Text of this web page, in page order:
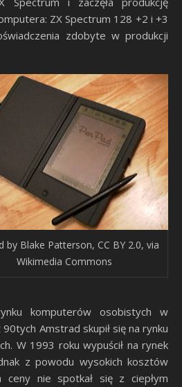
ZX Spectrum 128 +2 i +3
zdobyte w produkcji
by Blake Patterson, CC BY 2.0, via
Wikimedia Commons
komputerów osobistych w
Amstrad skupił się na rynku
W 1993 roku wypuścił na rynek
z powodu wysokich kosztów
nie spotkał się z ciepłym